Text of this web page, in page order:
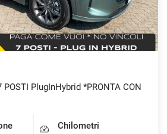
PlugInHybrid *PRONTA CON
Chilometri